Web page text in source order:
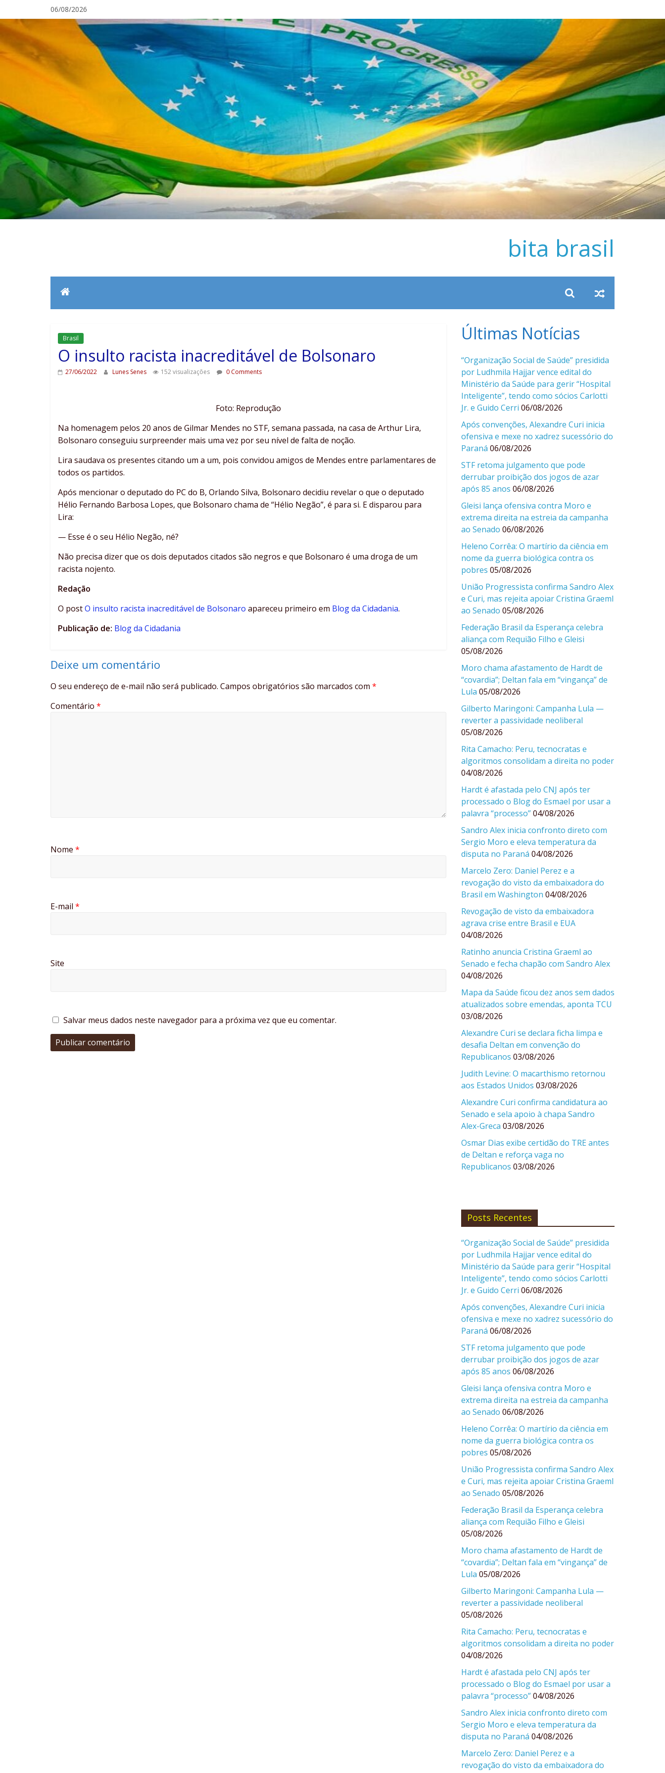
para
conteúdo
06/08/2026
bita brasil
Brasil
O insulto racista inacreditável de Bolsonaro
27/06/2022 Lunes Senes 152 visualizações 0 Comments
Foto: Reprodução
Na homenagem pelos 20 anos de Gilmar Mendes no STF, semana passada, na casa de Arthur Lira,
Bolsonaro conseguiu surpreender mais uma vez por seu nível de falta de noção.
Lira saudava os presentes citando um a um, pois convidou amigos de Mendes entre parlamentares de
todos os partidos.
Após mencionar o deputado do PC do B, Orlando Silva, Bolsonaro decidiu revelar o que o deputado
Hélio Fernando Barbosa Lopes, que Bolsonaro chama de “Hélio Negão”, é para si. E disparou para
Lira:
— Esse é o seu Hélio Negão, né?
Não precisa dizer que os dois deputados citados são negros e que Bolsonaro é uma droga de um
racista nojento.
Redação
O postO insulto racista inacreditável de Bolsonaro apareceu primeiro em Blog da Cidadania.
Publicação de: Blog da Cidadania
Deixe um comentário
O seu endereço de e-mail não será publicado. Campos obrigatórios são marcados com *
Comentário *
Nome *
E-mail *
Site
Salvar meus dados neste navegador para a próxima vez que eu comentar.
Últimas Notícias
“Organização Social de Saúde” presidida
por Ludhmila Hajjar vence edital do
Ministério da Saúde para gerir “Hospital
Inteligente”, tendo como sócios Carlotti
Jr. e Guido Cerri 06/08/2026
Após convenções, Alexandre Curi inicia
ofensiva e mexe no xadrez sucessório do
Paraná 06/08/2026
STF retoma julgamento que pode
derrubar proibição dos jogos de azar
após 85 anos 06/08/2026
Gleisi lança ofensiva contra Moro e
extrema direita na estreia da campanha
ao Senado 06/08/2026
Heleno Corrêa: O martírio da ciência em
nome da guerra biológica contra os
pobres 05/08/2026
União Progressista confirma Sandro Alex
e Curi, mas rejeita apoiar Cristina Graeml
ao Senado 05/08/2026
Federação Brasil da Esperança celebra
aliança com Requião Filho e Gleisi
05/08/2026
Moro chama afastamento de Hardt de
“covardia”; Deltan fala em “vingança” de
Lula 05/08/2026
Gilberto Maringoni: Campanha Lula —
reverter a passividade neoliberal
05/08/2026
Rita Camacho: Peru, tecnocratas e
algoritmos consolidam a direita no poder
04/08/2026
Hardt é afastada pelo CNJ após ter
processado o Blog do Esmael por usar a
palavra “processo”04/08/2026
Sandro Alex inicia confronto direto com
Sergio Moro e eleva temperatura da
disputa no Paraná 04/08/2026
Marcelo Zero: Daniel Perez e a
revogação do visto da embaixadora do
Brasil em Washington 04/08/2026
Revogação de visto da embaixadora
agrava crise entre Brasil e EUA
04/08/2026
Ratinho anuncia Cristina Graeml ao
Senado e fecha chapão com Sandro Alex
04/08/2026
Mapa da Saúde ficou dez anos sem dados
atualizados sobre emendas, aponta TCU
03/08/2026
Alexandre Curi se declara ficha limpa e
desafia Deltan em convenção do
Republicanos 03/08/2026
Judith Levine: O macarthismo retornou
aos Estados Unidos 03/08/2026
Alexandre Curi confirma candidatura ao
Senado e sela apoio à chapa Sandro
Alex-Greca 03/08/2026
Osmar Dias exibe certidão do TRE antes
de Deltan e reforça vaga no
Republicanos 03/08/2026
Posts Recentes
“Organização Social de Saúde” presidida
por Ludhmila Hajjar vence edital do
Ministério da Saúde para gerir “Hospital
Inteligente”, tendo como sócios Carlotti
Jr. e Guido Cerri 06/08/2026
Após convenções, Alexandre Curi inicia
ofensiva e mexe no xadrez sucessório do
Paraná 06/08/2026
STF retoma julgamento que pode
derrubar proibição dos jogos de azar
após 85 anos 06/08/2026
Gleisi lança ofensiva contra Moro e
extrema direita na estreia da campanha
ao Senado 06/08/2026
Heleno Corrêa: O martírio da ciência em
nome da guerra biológica contra os
pobres 05/08/2026
União Progressista confirma Sandro Alex
e Curi, mas rejeita apoiar Cristina Graeml
ao Senado 05/08/2026
Federação Brasil da Esperança celebra
aliança com Requião Filho e Gleisi
05/08/2026
Moro chama afastamento de Hardt de
“covardia”; Deltan fala em “vingança” de
Lula 05/08/2026
Gilberto Maringoni: Campanha Lula —
reverter a passividade neoliberal
05/08/2026
Rita Camacho: Peru, tecnocratas e
algoritmos consolidam a direita no poder
04/08/2026
Hardt é afastada pelo CNJ após ter
processado o Blog do Esmael por usar a
palavra “processo”04/08/2026
Sandro Alex inicia confronto direto com
Sergio Moro e eleva temperatura da
disputa no Paraná 04/08/2026
Marcelo Zero: Daniel Perez e a
revogação do visto da embaixadora do